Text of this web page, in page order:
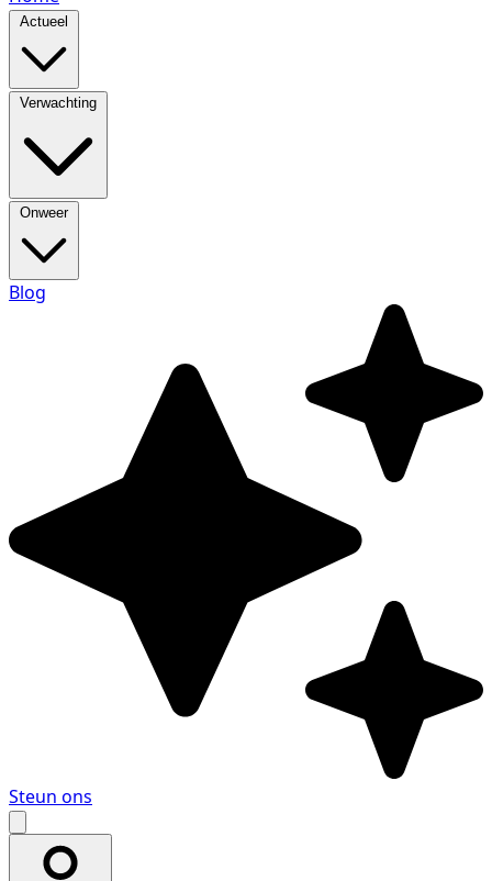
Actueel
Verwachting
Onweer
Blog
Steun ons